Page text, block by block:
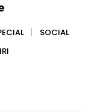
SOCIAL